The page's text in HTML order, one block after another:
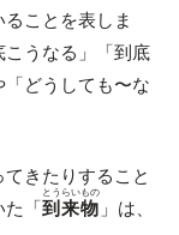
ことを表しま
うなる」「到底
どうしても〜な
きたりすること
「 到来物
とうらいもの
」は、